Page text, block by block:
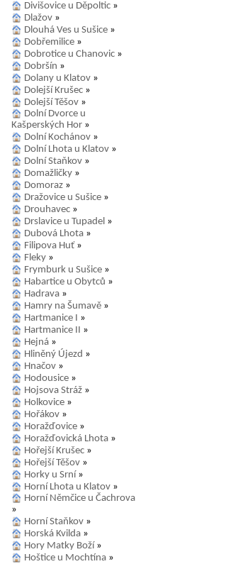
Divišovice u Děpoltic »
Dlažov »
Dlouhá Ves u Sušice »
Dobřemilice »
Dobrotice u Chanovic »
Dobršín »
Dolany u Klatov »
Dolejší Krušec »
Dolejší Těšov »
Dolní Dvorce u
Kašperských Hor »
Dolní Kochánov »
Dolní Lhota u Klatov »
Dolní Staňkov »
Domažličky »
Domoraz »
Dražovice u Sušice »
Drouhavec »
Drslavice u Tupadel »
Dubová Lhota »
Filipova Huť »
Fleky »
Frymburk u Sušice »
Habartice u Obytců »
Hadrava »
Hamry na Šumavě »
Hartmanice I »
Hartmanice II »
Hejná »
Hliněný Újezd »
Hnačov »
Hodousice »
Hojsova Stráž »
Holkovice »
Hořákov »
Horažďovice »
Horažďovická Lhota »
Hořejší Krušec »
Hořejší Těšov »
Horky u Srní »
Horní Lhota u Klatov »
Horní Němčice u Čachrova
»
Horní Staňkov »
Horská Kvilda »
Hory Matky Boží »
Hoštice u Mochtína »